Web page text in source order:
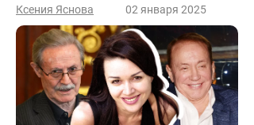
Ксения Яснова 02 января 2025